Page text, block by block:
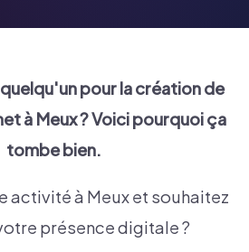
pour la création de
à Meux? Voici pourquoi ça
tombe bien.
activité à Meux et souhaitez
présence digitale ?